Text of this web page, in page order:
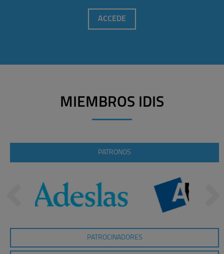
ACCEDE
MIEMBROS IDIS
PATRONOS
PATROCINADORES